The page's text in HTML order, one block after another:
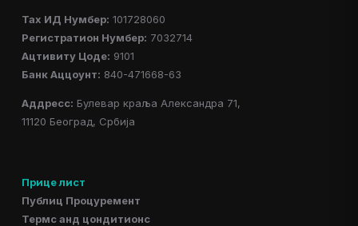
Таx ИД Нумбер: 101728060
Регистратион Нумбер: 7032714
Ацтивитy Цоде: 9101
Банк Аццоунт: 840-471668-63
Аддресс: Булевар краља Александра 71,
11120 Београд, Србија
Прице лист
Публиц Процуремент
Термс анд цондитионс